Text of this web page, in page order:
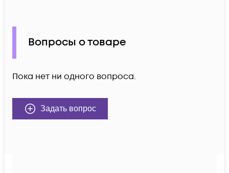
Вопросы о товаре
Пока нет ни одного вопроса.
Задать вопрос